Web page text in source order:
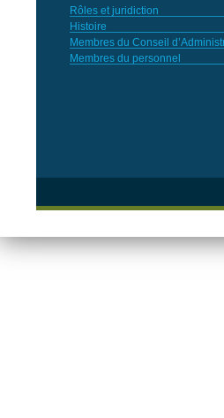
Rôles et juridiction
Histoire
Membres du Conseil
Membres du personnel